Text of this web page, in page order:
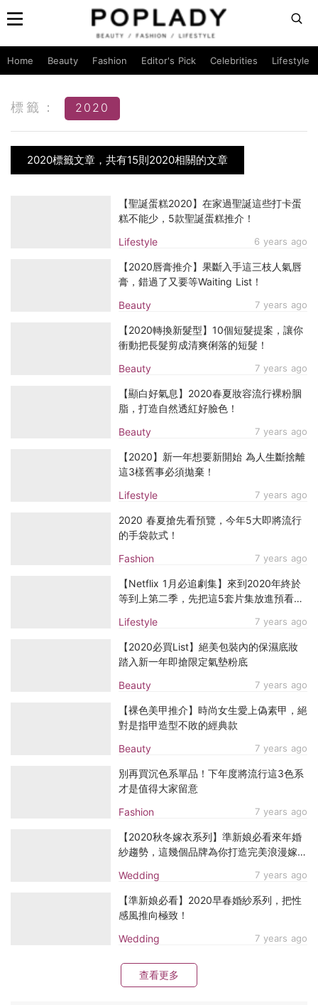
Home Beauty Fashion Editor's Pick Celebrities Lifestyle
標籤： 2020
2020標籤文章，共有15則2020相關的文章
Lifestyle 6 years ago
【聖誕蛋糕2020】在家過聖誕這些打卡蛋
糕不能少，5款聖誕蛋糕推介！
Beauty 7 years ago
【2020唇膏推介】果斷入手這三枝人氣唇
膏，錯過了又要等Waiting List！
Beauty 7 years ago
【2020轉換新髮型】10個短髮提案，讓你
衝動把長髮剪成清爽俐落的短髮！
Beauty 7 years ago
【顯白好氣息】2020春夏妝容流行裸粉胭
脂，打造自然透紅好臉色！
Lifestyle 7 years ago
【2020】新一年想要新開始 為人生斷捨離
這3樣舊事必須拋棄！
Fashion 7 years ago
2020 春夏搶先看預覽，今年5大即將流行
的手袋款式！
Lifestyle 7 years ago
【Netflix 1月必追劇集】來到2020年終於
等到上第二季，先把這5套片集放進預看清
Beauty 7 years ago
【2020必買List】絕美包裝內的保濕底妝
踏入新一年即搶限定氣墊粉底
Beauty 7 years ago
【裸色美甲推介】時尚女生愛上偽素甲，絕
對是指甲造型不敗的經典款
Fashion 7 years ago
別再買沉色系單品！下年度將流行這3色系
才是值得大家留意
Wedding 7 years ago
【2020秋冬嫁衣系列】準新娘必看來年婚
紗趨勢，這幾個品牌為你打造完美浪漫嫁
Wedding 7 years ago
【準新娘必看】2020早春婚紗系列，把性
感風推向極致！
查看更多